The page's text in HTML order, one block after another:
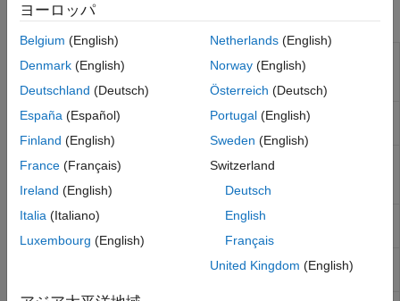
関数
antenna resonating at specified
frequency
bandwidth
Calculate absolute bandwidth of AI-
beamwidth
Calculate Half-Power Beamwidth
(HPBW) of AI-based antenna
peakRadiation
Calculate maximum radiation points of
AI-based antenna
Calculate resonant frequency of AI-
(R2023b 以降)
ヨーロッパ
Belgium (English)
Denmark (English)
Deutschland (Deutsch)
España (Español)
Finland (English)
France (Français)
Ireland (English)
Italia (Italiano)
Luxembourg (English)
Netherlands(English)
Norway(English)
Österreich (Deutsch)
Portugal(English)
Sweden (English)
Switzerland
Deutsch
English
Français
United Kingdom (English)